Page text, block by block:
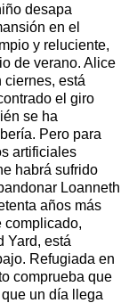
desapa
en el
y reluciente,
de verano. Alice
ciernes, está
el giro
se ha
Pero para
artificiales
habrá sufrido
Loanneth
años más
complicado,
Yard, está
Refugiada en
comprueba que
un día llega